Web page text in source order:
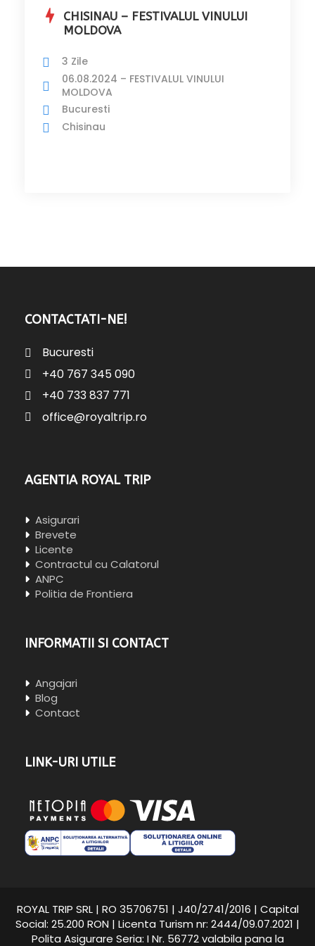
CHISINAU – FESTIVALUL VINULUI
MOLDOVA
3 Zile
06.08.2024 – FESTIVALUL VINULUI
MOLDOVA
Bucuresti
Chisinau
CONTACTATI-NE!
Bucuresti
+40 767 345 090
+40 733 837 771
office@royaltrip.ro
AGENTIA ROYAL TRIP
Asigurari
Brevete
Licente
Contractul cu Calatorul
ANPC
Politia de Frontiera
INFORMATII SI CONTACT
Angajari
Blog
Contact
LINK-URI UTILE
ROYAL TRIP SRL | RO 35706751 | J40/2741/2016 | Capital
Social: 25.200 RON | Licenta Turism nr: 2444/09.07.2021 |
Polita Asigurare Seria: I Nr. 56772 valabila pana la